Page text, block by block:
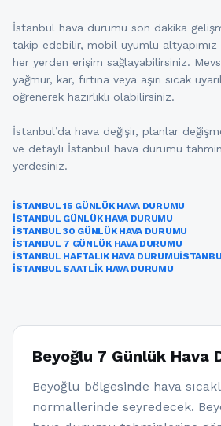
İstanbul hava durumu son dakika
takip edebilir, mobil uyumlu altyapımız
her yerden erişim sağlayabilirsiniz.
yağmur, kar, fırtına veya aşırı sıcak
öğrenerek hazırlıklı olabilirsiniz.
İstanbul’da hava değişir, planlar
ve detaylı İstanbul hava durumu
yerdesiniz.
İSTANBUL 15 GÜNLÜK HAVA DURUMU
İSTANBUL GÜNLÜK HAVA DURUMU
İSTANBUL 30 GÜNLÜK HAVA DURUMU
İSTANBUL 7 GÜNLÜK HAVA DURUMU
İSTANBUL HAFTALIK HAVA DURUMU
İSTANBUL SAATLIK HAVA DURUMU
Beyoğlu 7 Günlük Hava
Beyoğlu bölgesinde hava
normallerinde seyredecek.